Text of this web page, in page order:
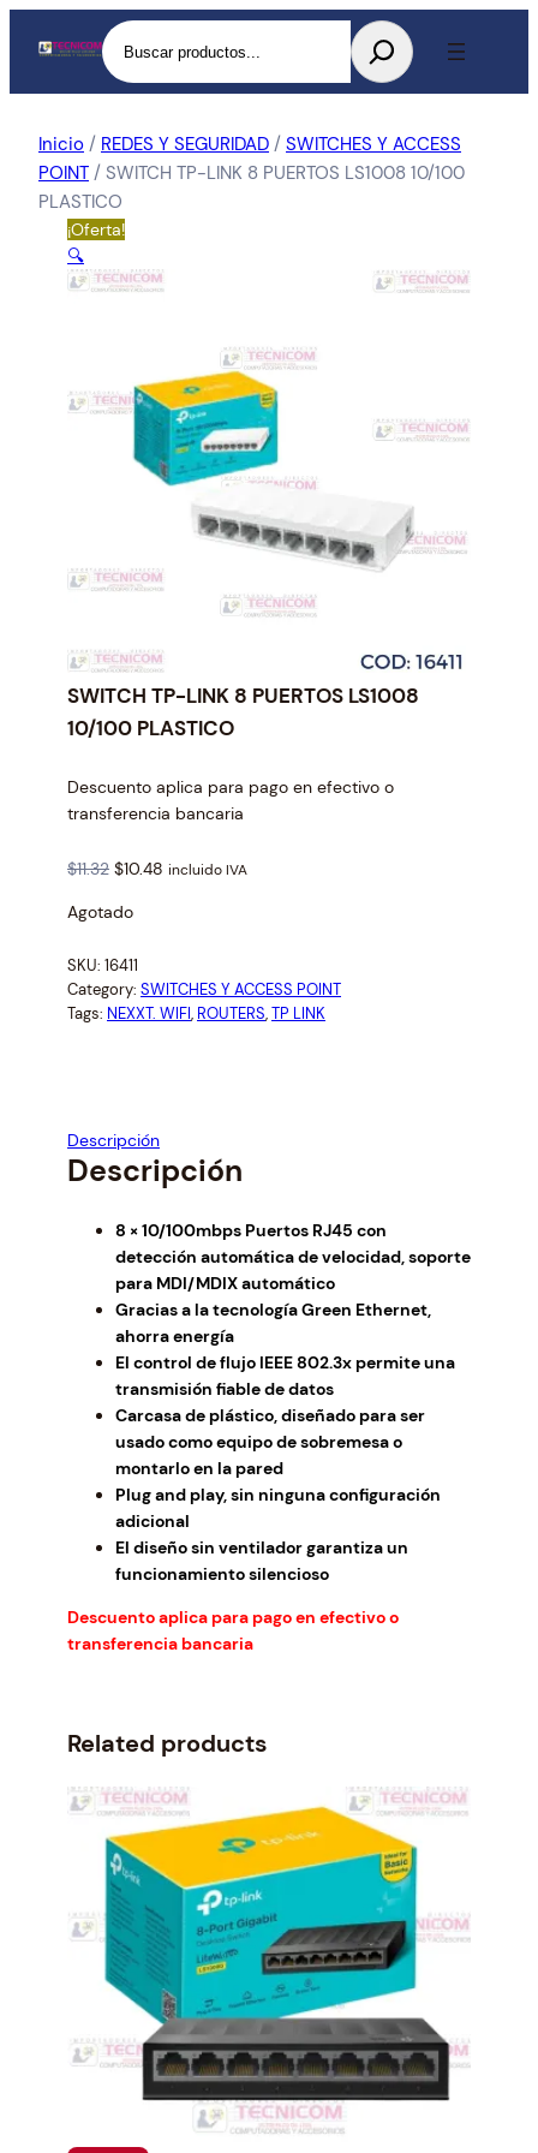
Buscar
Inicio / REDES Y SEGURIDAD / SWITCHES Y ACCESS
POINT / SWITCH TP-LINK 8 PUERTOS LS1008 10/100
PLASTICO
¡Oferta!
🔍
SWITCH TP-LINK 8 PUERTOS LS1008
10/100 PLASTICO
Descuento aplica para pago en efectivo o
transferencia bancaria
$11.32 O
i
i
n
a
i
e
a
s
:
$
1
1
.
3
2
.
$10.48 C
n
t
i
:
$
1
0
.
4
8
.
incluido IVA
Agotado
SKU: 16411
Category: SWITCHES Y ACCESS POINT
Tags: NEXXT. WIFI, ROUTERS, TP LINK
Descripción
Descripción
8 × 10/100mbps Puertos RJ45 con
detección automática de velocidad, soporte
para MDI/MDIX automático
Gracias a la tecnología Green Ethernet,
ahorra energía
El control de flujo IEEE 802.3x permite una
transmisión fiable de datos
Carcasa de plástico, diseñado para ser
usado como equipo de sobremesa o
montarlo en la pared
Plug and play, sin ninguna configuración
adicional
El diseño sin ventilador garantiza un
funcionamiento silencioso
Descuento aplica para pago en efectivo o
transferencia bancaria
Related products